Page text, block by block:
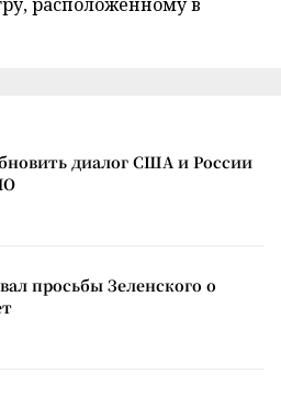
диалог США и России
просьбы Зеленского о